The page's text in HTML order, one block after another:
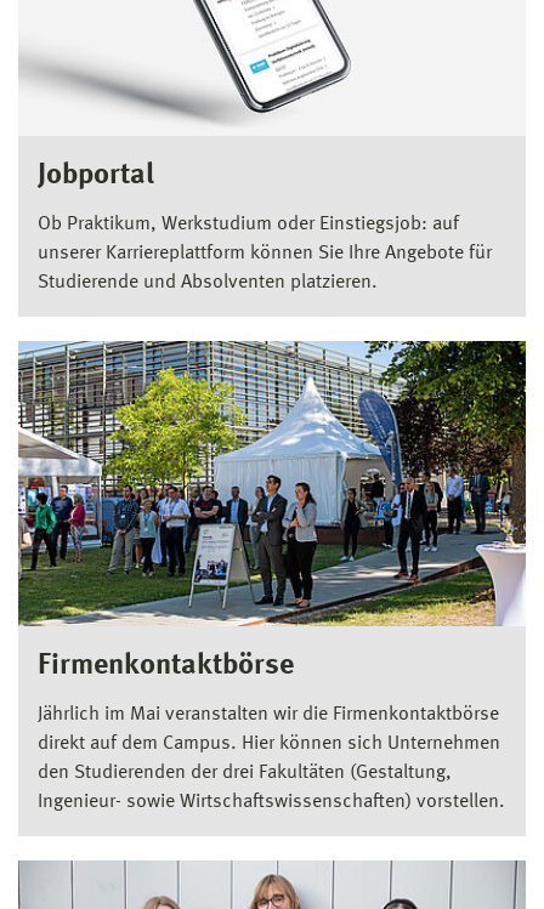
Jobportal
Ob Praktikum, Werkstudium oder Einstiegsjob: auf
unserer Karriereplattform können Sie Ihre Angebote für
Studierende und Absolventen platzieren.
Firmenkontaktbörse
Jährlich im Mai veranstalten wir die Firmenkontaktbörse
direkt auf dem Campus. Hier können sich Unternehmen
den Studierenden der drei Fakultäten (Gestaltung,
Ingenieur- sowie Wirtschaftswissenschaften) vorstellen.